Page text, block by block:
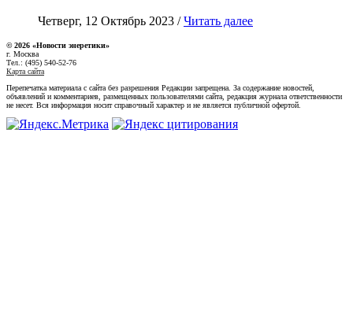
Четверг, 12 Октябрь 2023 /Читать далее
© 2026 «Новости энеретики»
г. Москва
Тел.: (495) 540-52-76
Карта сайта
Перепечатка материала с сайта без разрешения Редакции запрещена. За содержание новостей,
объявлений и комментариев, размещенных пользователями сайта, редакция журнала ответственности
не несет. Вся информация носит справочный характер и не является публичной офертой.